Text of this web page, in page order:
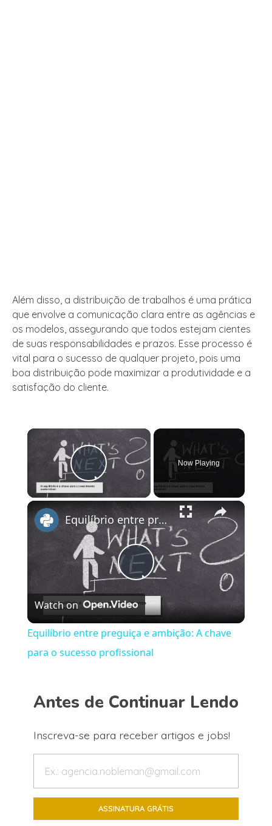
Além disso, a distribuição de trabalhos é uma prática
que envolve a comunicação clara entre as agências e
os modelos, assegurando que todos estejam cientes
de suas responsabilidades e prazos. Esse processo é
vital para o sucesso de qualquer projeto, pois uma
boa distribuição pode maximizar a produtividade e a
satisfação do cliente.
×
Play Video
Now Playing
×
Play
Video
Equilíbrio entre preguiça e ambição: A chave para o sucesso profissional
Watch on
Equilíbrio entre preguiça e ambição: A chave
para o sucesso profissional
Antes de Continuar Lendo
Inscreva-se para receber artigos e jobs!